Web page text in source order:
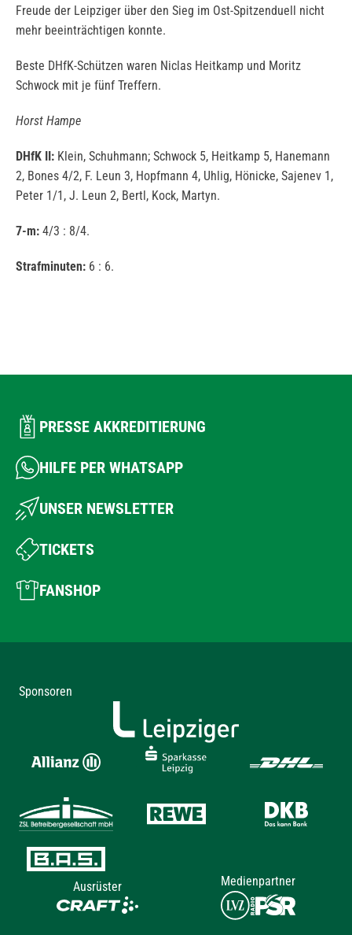
Freude der Leipziger über den Sieg im Ost-Spitzenduell nicht
mehr beeinträchtigen konnte.
Beste DHfK-Schützen waren Niclas Heitkamp und Moritz
Schwock mit je fünf Treffern.
Horst Hampe
DHfK II: Klein, Schuhmann; Schwock 5, Heitkamp 5, Hanemann
2, Bones 4/2, F. Leun 3, Hopfmann 4, Uhlig, Hönicke, Sajenev 1,
Peter 1/1, J. Leun 2, Bertl, Kock, Martyn.
7-m: 4/3 : 8/4.
Strafminuten: 6 : 6.
PRESSE AKKREDITIERUNG
HILFE PER WHATSAPP
UNSER NEWSLETTER
TICKETS
FANSHOP
Sponsoren
Ausrüster Medienpartner